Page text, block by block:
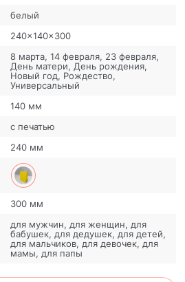
белый
240x140x300
8 марта, 14 февраля, 23 февраля,
День матери, День рождения,
Новый год, Рождество,
Универсальный
140 мм
с печатью
240 мм
300 мм
для мужчин, для женщин, для
бабушек, для дедушек, для детей,
для мальчиков, для девочек, для
мамы, для папы